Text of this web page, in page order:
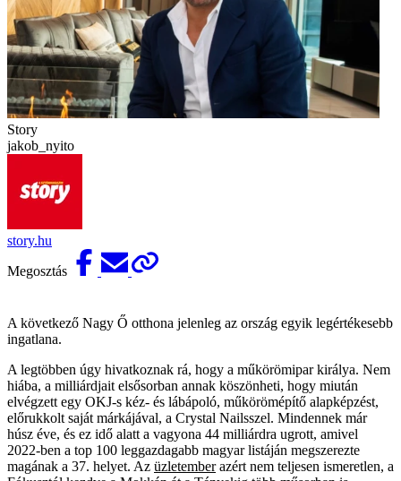
Story
jakob_nyito
story.hu
Megosztás
A következő Nagy Ő otthona jelenleg az ország egyik legértékesebb
ingatlana.
A legtöbben úgy hivatkoznak rá, hogy a műkörömipar királya. Nem
hiába, a milliárdjait elsősorban annak köszönheti, hogy miután
elvégzett egy OKJ-s kéz- és lábápoló, műkörömépítő alapképzést,
előrukkolt saját márkájával, a Crystal Nailsszel. Mindennek már
húsz éve, és ez idő alatt a vagyona 44 milliárdra ugrott, amivel
2022-ben a top 100 leggazdagabb magyar listáján megszerezte
magának a 37. helyet. Az üzletemberazért nem teljesen ismeretlen, a